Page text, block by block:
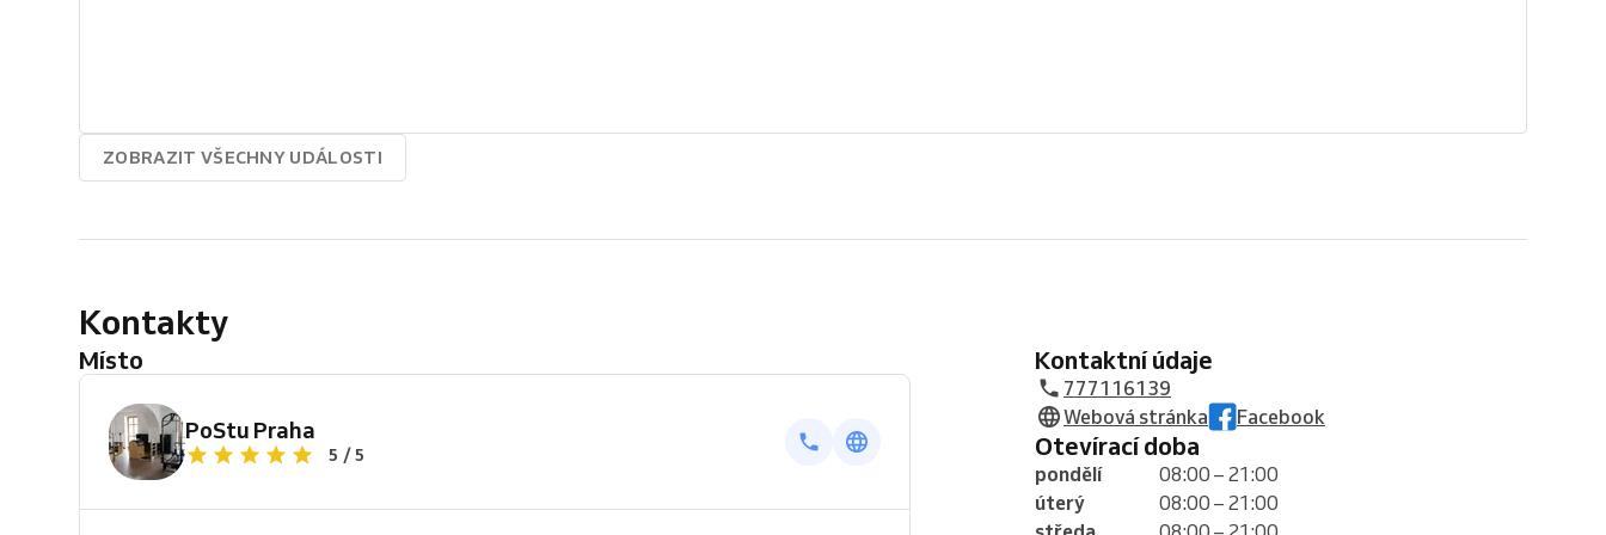
ZOBRAZIT VŠECHNY UDÁLOSTI
Kontakty
Místo
PoStu Praha
5 / 5
Kontaktní údaje
777116139
Webová stránka
Facebook
Otevírací doba
pondělí
08:00 – 21:00
úterý
08:00 – 21:00